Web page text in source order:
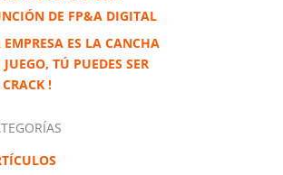
DE FP&A DIGITAL
EMPRESA ES LA CANCHA
JUEGO, TÚ PUEDES SER
CRACK !